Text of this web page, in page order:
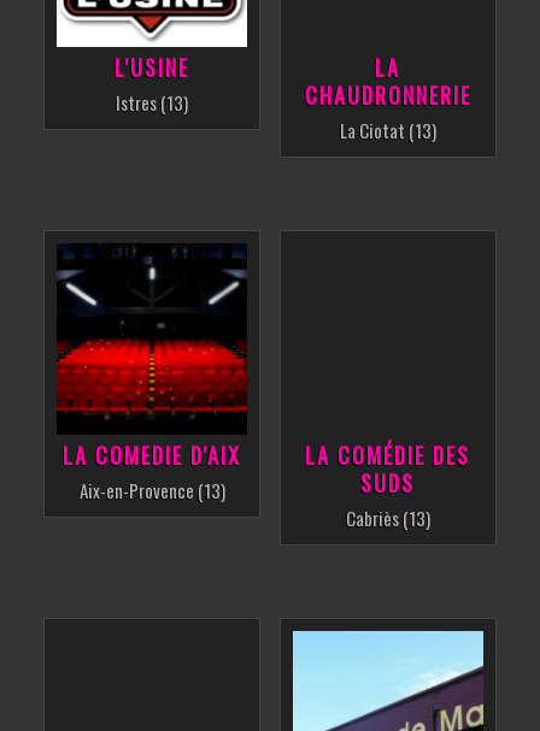
L'USINE
Istres (13)
LA
CHAUDRONNERIE
La Ciotat (13)
LA COMEDIE D'AIX
Aix-en-Provence (13)
LA COMÉDIE DES
SUDS
Cabriès (13)